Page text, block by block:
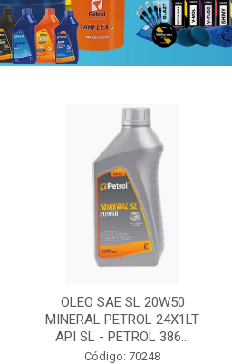
OLEO SAE SL 20W50
MINERAL PETROL 24X1LT
API SL - PETROL 386...
Código: 70248